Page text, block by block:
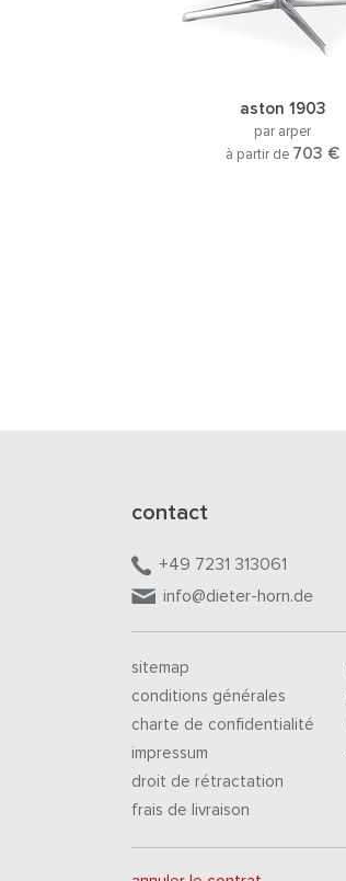
aston 1903
par arper
à partir de 703 €
contact
+49 7231 313061
info@dieter-horn.de
sitemap
conditions générales
charte de confidentialité
impressum
droit de rétractation
frais de livraison